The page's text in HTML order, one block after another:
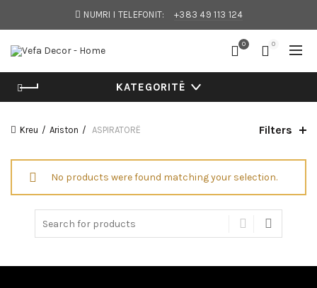
NUMRI I TELEFONIT: +383 49 113 124
0 0
KATEGORITË
Kreu Ariston ASPIRATORË Filters
No products were found matching your selection.